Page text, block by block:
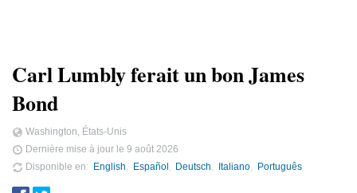
Carl Lumbly ferait un bon James
Bond
Washington, États-Unis
Dernière mise à jour le 9 août 2026
Disponible en
English Español Deutsch Italiano Português